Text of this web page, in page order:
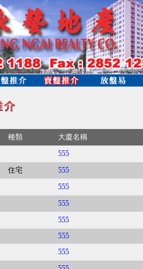
種類
大廈名稱
555
住宅
555
555
555
555
555
555